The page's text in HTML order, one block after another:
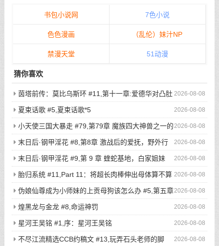
书包小说网 7色小说
色色漫画 （乱伦）妹汁NP
禁漫天堂 51动漫
猜你喜欢
2026-08-08
茵塔前传：莫比乌斯环 #11,第十一章:爱德华对凸肚
脐的温情玩弄，新的冒险启程
2026-08-08
夏束话歌 #5,夏束话歌*5
2026-08-08
小天使三国大暴走 #79,第79章 魔族四大神兽之一的
不死鸟登场，奇葩猎鸡小队被吓的屁滚尿流
2026-08-08
末日后·钢甲淫花 #8,第8章 激战后的爱抚，野外行
走与寸止高潮（2）
2026-08-08
末日后·钢甲淫花 #9,第 9 章 蝰蛇基地，白家姐妹
（1）
2026-08-08
胎归系统 #11,Part 11：将超长肉棒伸出母体算不算
是一种扶她化？
2026-08-08
伪娘仙尊成为小师妹的上贡母狗该怎么办 #5,第五章
驯兽大阵！被刻下奴隶烙印的话，就再也没有翻盘的希望了吧？
2026-08-08
煌黑龙与金龙 #8,命运神罚
2026-08-08
星河王吴铭 #1,序：星河王吴铭
2026-08-08
不尽江流精选CCB约稿文 #13,玩弄石头老师的脚